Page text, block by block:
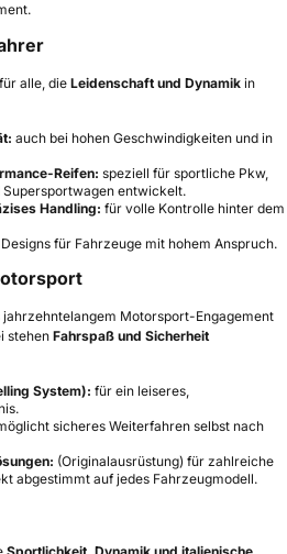
alle, die Leidenschaft und Dynamik in
auch bei hohen Geschwindigkeiten und in
Reifen: speziell für sportliche Pkw,
entwickelt.
Handling: für volle Kontrolle hinter dem
für Fahrzeuge mit hohem Anspruch.
Motorsport-Engagement
stehen Fahrspaß und Sicherheit
System): für ein leiseres,
sicheres Weiterfahren selbst nach
(Originalausrüstung) für zahlreiche
abgestimmt auf jedes Fahrzeugmodell.